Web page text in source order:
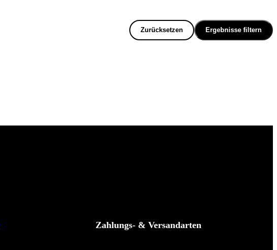
Zurücksetzen Ergebnisse filtern
Zahlungs- & Versandarten